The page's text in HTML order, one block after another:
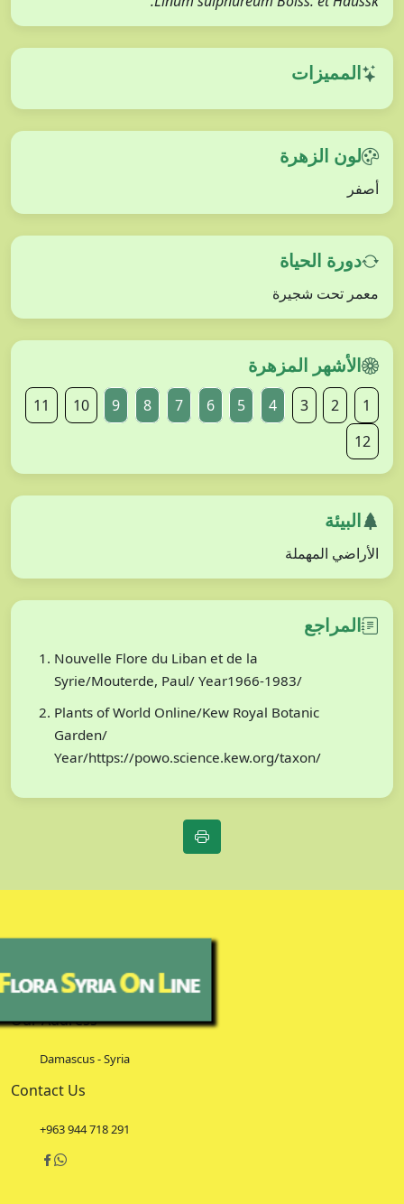
المميزات
لون الزهرة
أصفر
دورة الحياة
معمر تحت شجيرة
الأشهر المزهرة
1
2
3
4
5
6
7
8
9
10
11
12
البيئة
الأراضي المهملة
المراجع
Nouvelle Flore du Liban et de la
Syrie/Mouterde, Paul/ Year1966-1983/
Plants of World Online/Kew Royal Botanic
Garden/
Year/https://powo.science.kew.org/taxon/
Our Address
Damascus - Syria
Contact Us
+963 944 718 291